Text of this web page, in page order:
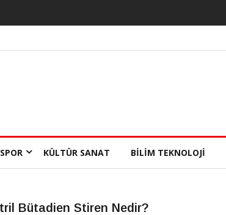
Demansı 13 Yıl
SPOR KÜLTÜR SANAT BILIM TEKNOLOJI
Bütadien Stiren Nedir?